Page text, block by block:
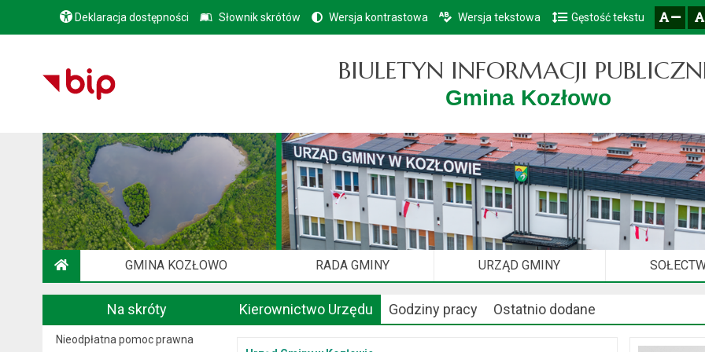
Przejdź do głównego menu
Przejdź do treści
Przejdź do mapy serwisu
Deklaracja dostępności Słownik skrótów Wersja kontrastowa Wersja tekstowa Gęstość tekstu
BIULETYN INFORMACJI
Gmina Kozłowo
GMINA KOZŁOWO RADA GMINY URZĄD GMINY
Na skróty
Nieodpłatna pomoc prawna
Kierownictwo Urzędu Godziny pracy Ostatnio dodane